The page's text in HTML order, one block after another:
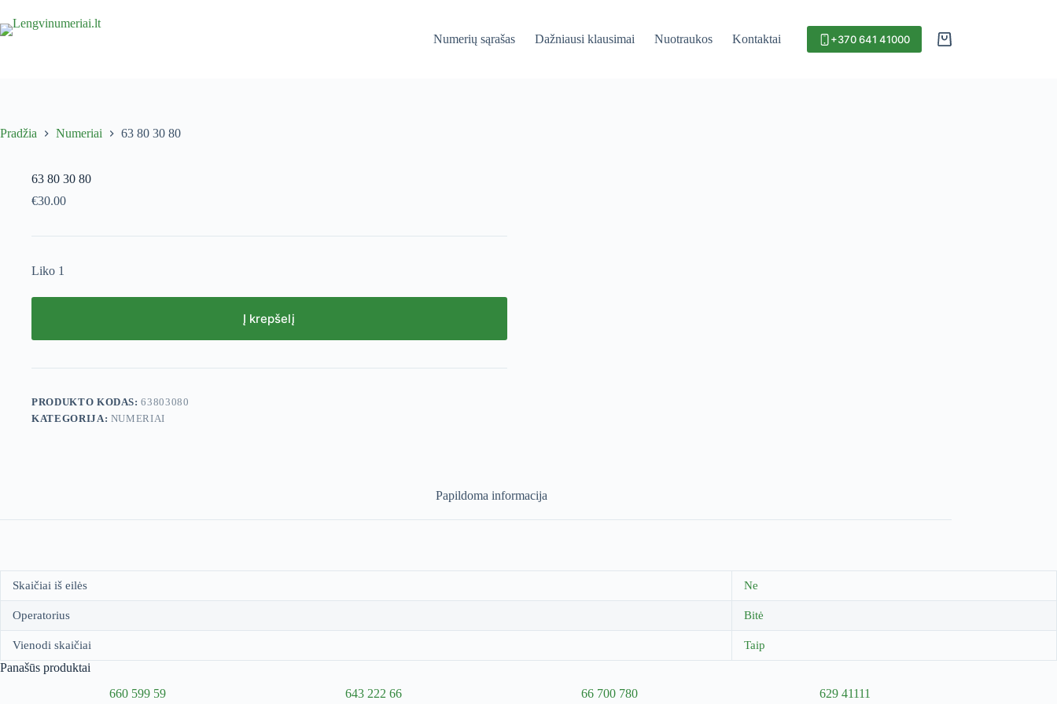
content
Numerių sąrašas Dažniausi klausimai Nuotraukos Kontaktai +370 641 41000 Krepšelis
Pradžia Numeriai 63 80 30 80
63 80 30 80
€30.00
Liko 1
Į krepšelį
PRODUKTO KODAS:63803080
KATEGORIJA: NUMERIAI
Papildoma informacija
Skaičiai iš eilės Ne
Operatorius Bitė
Vienodi skaičiai Taip
Panašūs produktai
660 599 59
643 222 66 66 700 780 629 41111